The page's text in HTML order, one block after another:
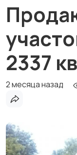
2337
2 месяца назад